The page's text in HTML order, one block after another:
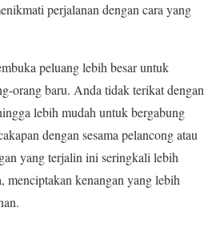
perjalanan dengan cara yang
peluang lebih besar untuk
orang baru. Anda tidak terikat dengan
lebih mudah untuk bergabung
dengan sesama pelancong atau
yang terjalin ini seringkali lebih
menciptakan kenangan yang lebih